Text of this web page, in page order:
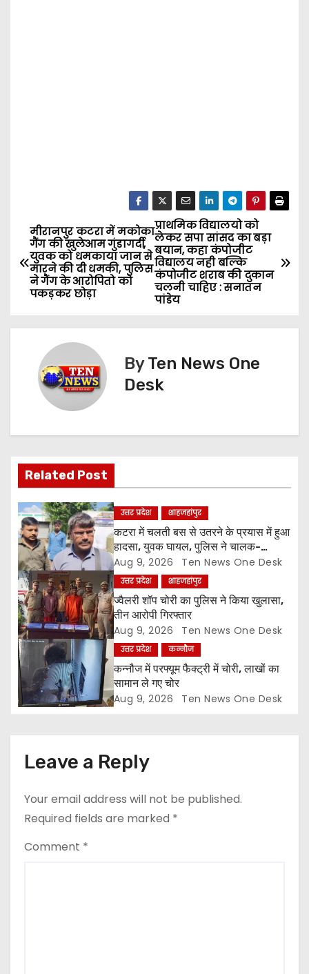
P
o
s
i
g
a
t
i
o
n
प्राथमिक विद्यालयो को
लेकर सपा सांसद का बड़ा
बयान, कहा कंपोजीट
विद्यालय नही बल्कि
कंपोजीट शराब की दुकान
चलनी चाहिए : सनातन
पांडेय
मीरानपुर कटरा में मकोका
गैंग की खुलेआम गुंडागर्दी,
युवक को धमकाया जान से
मारने की दी धमकी, पुलिस
ने गैंग के आरोपितो को
पकड़कर छोड़ा
ByTen News One
Desk
Related Post
उत्तर प्रदेश शाहजहांपुर
कटरा में चलती बस से उतरने के प्रयास में हुआ
हादसा, युवक घायल, पुलिस ने चालक-
परिचालक को पूंछताछ के लिए हिरासत में लिया
Aug 9, 2026 Ten News One Desk
उत्तर प्रदेश शाहजहांपुर
ज्वैलरी शॉप चोरी का पुलिस ने किया खुलासा,
तीन आरोपी गिरफ्तार
Aug 9, 2026 Ten News One Desk
उत्तर प्रदेश कन्नौज
कन्नौज में परफ्यूम फैक्ट्री में चोरी, लाखों का
सामान ले गए चोर
Aug 9, 2026 Ten News One Desk
Leave a Reply
Your email address will not be published.
Required fields are marked *
Comment *